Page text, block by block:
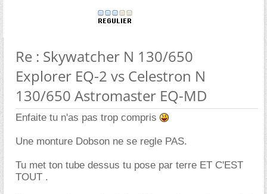
Re : Skywatcher N 130/650
Explorer EQ-2 vs Celestron N
130/650 Astromaster EQ-MD
Enfaite tu n'as pas trop compris
Une monture Dobson ne se regle PAS.
Tu met ton tube dessus tu pose par terre ET C'EST
TOUT .